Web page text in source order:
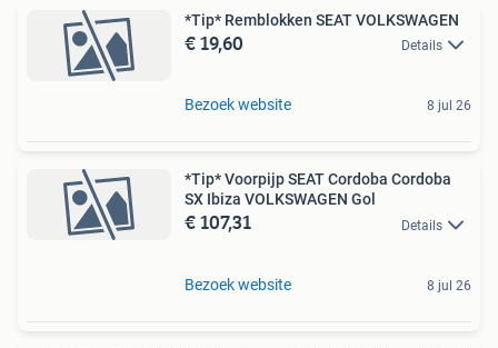
*Tip* Remblokken SEAT VOLKSWAGEN
€ 19,60 Details
Bezoek website 8 jul 26
*Tip* Voorpijp SEAT Cordoba Cordoba
SX Ibiza VOLKSWAGEN Gol
€ 107,31 Details
Bezoek website 8 jul 26